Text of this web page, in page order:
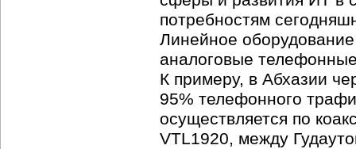
потребностям
Линейное
аналоговые
К примеру, в Абхазии
95% телефонного
осуществляется по
VTL1920, между